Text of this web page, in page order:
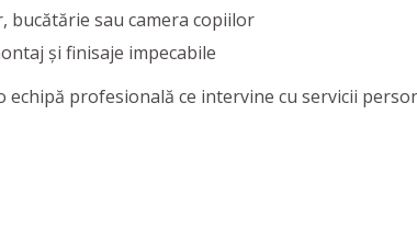
sau camera copiilor
și finisaje impecabile
echipă profesională ce intervine cu servicii